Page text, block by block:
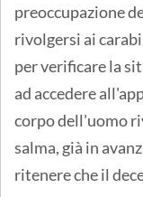
preoccupazione
rivolgersi ai
per verificare la
ad accedere
corpo dell'uomo
salma, già in
ritenere che il